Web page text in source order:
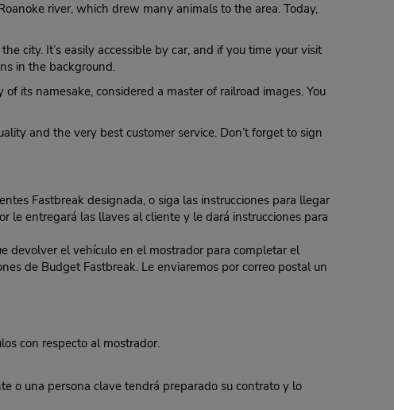
river, which drew many animals to the area. Today,
city. It’s easily accessible by car, and if you time your visit
in the background.
its namesake, considered a master of railroad images. You
and the very best customer service. Don’t forget to sign
Fastbreak designada, o siga las instrucciones para llegar
le entregará las llaves al cliente y le dará instrucciones para
devolver el vehículo en el mostrador para completar el
de Budget Fastbreak. Le enviaremos por correo postal un
con respecto al mostrador.
o una persona clave tendrá preparado su contrato y lo